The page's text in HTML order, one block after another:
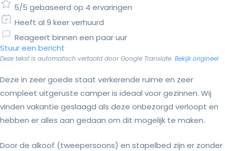
5/5 gebaseerd op 4 ervaringen
Heeft al 9 keer verhuurd
Reageert binnen een paar uur
Stuur een bericht
Deze tekst is automatisch vertaald door Google Translate. Bekijk origineel
Deze in zeer goede staat verkerende ruime en zeer
compleet uitgeruste camper is ideaal voor gezinnen. Wij
vinden vakantie geslaagd als deze onbezorgd verloopt en
hebben er alles aan gedaan om dit mogelijk te maken.
Door de alkoof (tweepersoons) en stapelbed zijn er zonder